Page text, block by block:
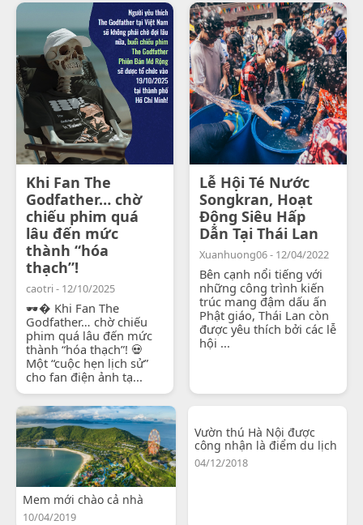
Khi Fan The
Godfather… chờ
chiếu phim quá
lâu đến mức
thành “hóa
thạch”!
caotri - 12/10/2025
🕶� Khi Fan The
Godfather… chờ chiếu
phim quá lâu đến mức
thành “hóa thạch”! 💀
Một “cuộc hẹn lịch sử”
cho fan điện ảnh tạ...
Lễ Hội Té Nước
Songkran, Hoạt
Động Siêu Hấp
Dẫn Tại Thái Lan
Xuanhuong06 - 12/04/2022
Bên cạnh nổi tiếng với
những công trình kiến
trúc mang đậm dấu ấn
Phật giáo, Thái Lan còn
được yêu thích bởi các lễ
hội ...
Mem mới chào cả nhà
10/04/2019
Vườn thú Hà Nội được
công nhận là điểm du lịch
04/12/2018